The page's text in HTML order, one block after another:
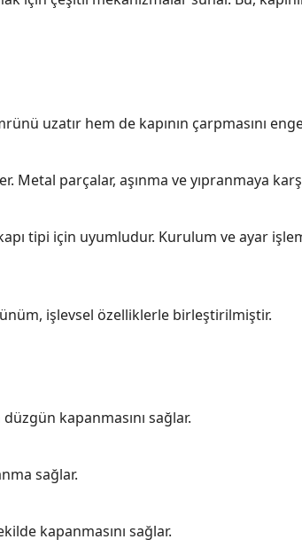
uzatır hem de kapının çarpmasını
Metal parçalar, aşınma ve yıpranmaya
tipi için uyumludur. Kurulum ve ayar
işlevsel özelliklerle birleştirilmiştir.
kapanmasını sağlar.
sağlar.
kapanmasını sağlar.